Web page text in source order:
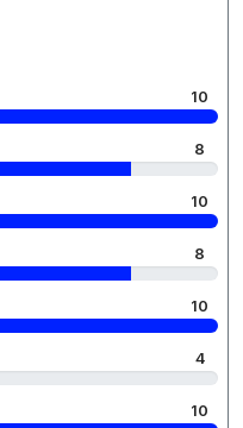
10
8
10
8
10
4
10